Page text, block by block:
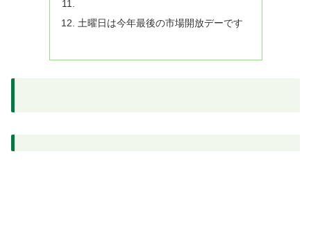
土曜日は今年最後の市場開放デーです